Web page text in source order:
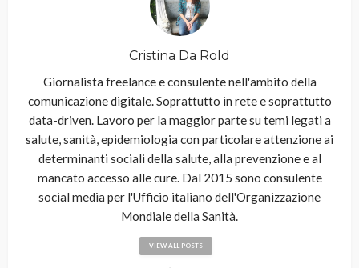
Cristina Da Rold
Giornalista freelance e consulente nell'ambito della
comunicazione digitale. Soprattutto in rete e soprattutto
data-driven. Lavoro per la maggior parte su temi legati a
salute, sanità, epidemiologia con particolare attenzione ai
determinanti sociali della salute, alla prevenzione e al
mancato accesso alle cure. Dal 2015 sono consulente
social media per l'Ufficio italiano dell'Organizzazione
Mondiale della Sanità.
VIEW ALL POSTS